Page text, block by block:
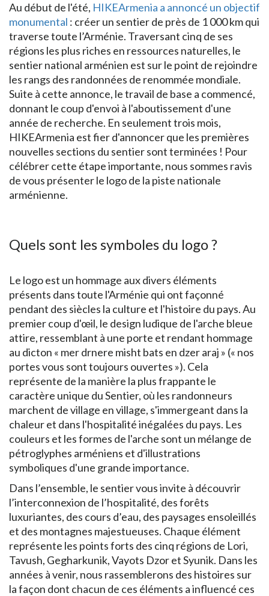
Au début de l'été, HIKEArmenia a annoncé un objectif
monumental : créer un sentier de près de 1 000 km qui
traverse toute l’Arménie. Traversant cinq de ses
régions les plus riches en ressources naturelles, le
sentier national arménien est sur le point de rejoindre
les rangs des randonnées de renommée mondiale.
Suite à cette annonce, le travail de base a commencé,
donnant le coup d'envoi à l'aboutissement d'une
année de recherche. En seulement trois mois,
HIKEArmenia est fier d'annoncer que les premières
nouvelles sections du sentier sont terminées ! Pour
célébrer cette étape importante, nous sommes ravis
de vous présenter le logo de la piste nationale
arménienne.
Quels sont les symboles du logo ?
Le logo est un hommage aux divers éléments
présents dans toute l'Arménie qui ont façonné
pendant des siècles la culture et l'histoire du pays. Au
premier coup d'œil, le design ludique de l'arche bleue
attire, ressemblant à une porte et rendant hommage
au dicton « mer drnere misht bats en dzer araj » (« nos
portes vous sont toujours ouvertes »). Cela
représente de la manière la plus frappante le
caractère unique du Sentier, où les randonneurs
marchent de village en village, s'immergeant dans la
chaleur et dans l'hospitalité inégalées du pays. Les
couleurs et les formes de l'arche sont un mélange de
pétroglyphes arméniens et d'illustrations
symboliques d'une grande importance.
Dans l’ensemble, le sentier vous invite à découvrir
l’interconnexion de l’hospitalité, des forêts
luxuriantes, des cours d’eau, des paysages ensoleillés
et des montagnes majestueuses. Chaque élément
représente les points forts des cinq régions de Lori,
Tavush, Gegharkunik, Vayots Dzor et Syunik. Dans les
années à venir, nous rassemblerons des histoires sur
la façon dont chacun de ces éléments a influencé ces